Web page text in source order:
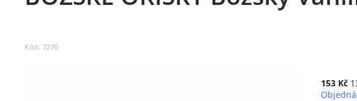
Kód: 7270
153 Kč